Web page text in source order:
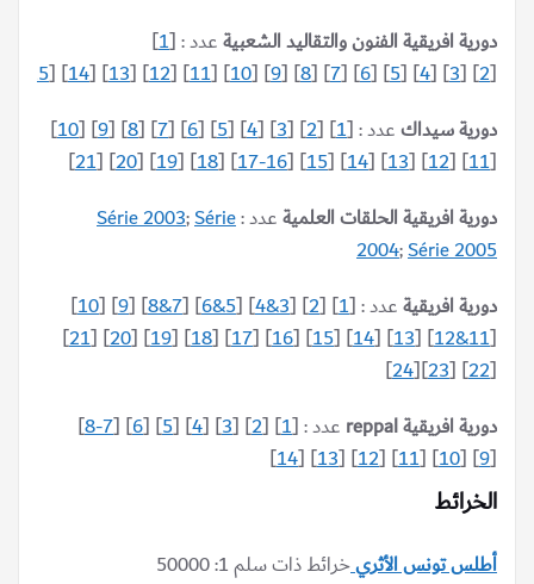
دورية افريقية الفنون والتقاليد الشعبيةعدد : [1
]
[
2
] [
3
] [
4
] [
5
] [
6
] [
7
] [
8
] [
9
] [
10
] [
11
] [
12
] [
13
] [
14
] [
15
دورية سيداكعدد : [1
] [
2
] [
3
] [
4
] [
5
] [
6
] [
7
] [
8
] [
9
] [
10
]
[
11
] [
12
] [
13
] [
14
] [
15
] [
16-17
] [
18
] [
19
] [
20
] [
21
]
دورية افريقية الحلقات العلميةعدد : Série 2003;Série
2004;Série 2005
دورية افريقيةعدد : [1
] [
2
] [
3&4
] [
5&6
] [
7&8
] [
9
] [
10
]
[
11&12
] [
13
] [
14
] [
15
] [
16
] [
17
] [
18
] [
19
] [
20
] [
21
]
[
22
] [
23
][
24
]
دورية افريقية reppal
عدد : [1
] [
2
] [
3
] [
4
] [
5
] [
6
] [
7-8
]
[
9
] [
10
] [
11
] [
12
] [
13
] [
14
]
الخرائط
أطلس تونس الأثريخرائط ذات سلم 1: 50000